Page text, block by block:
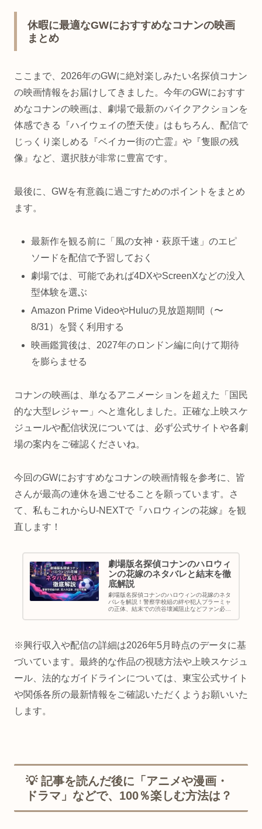
休暇に最適なGWにおすすめなコナンの映画
まとめ
ここまで、2026年のGWに絶対楽しみたい名探偵コナン
の映画情報をお届けしてきました。今年のGWにおすす
めなコナンの映画は、劇場で最新のバイクアクションを
体感できる『ハイウェイの堕天使』はもちろん、配信で
じっくり楽しめる『ベイカー街の亡霊』や『隻眼の残
像』など、選択肢が非常に豊富です。
最後に、GWを有意義に過ごすためのポイントをまとめ
ます。
最新作を観る前に「風の女神・萩原千速」のエピ
ソードを配信で予習しておく
劇場では、可能であれば4DXやScreenXなどの没入
型体験を選ぶ
Amazon Prime VideoやHuluの見放題期間（〜
8/31）を賢く利用する
映画鑑賞後は、2027年のロンドン編に向けて期待
を膨らませる
コナンの映画は、単なるアニメーションを超えた「国民
的な大型レジャー」へと進化しました。正確な上映スケ
ジュールや配信状況については、必ず公式サイトや各劇
場の案内をご確認くださいね。
今回のGWにおすすめなコナンの映画情報を参考に、皆
さんが最高の連休を過ごせることを願っています。さ
て、私もこれからU-NEXTで『ハロウィンの花嫁』を観
直します！
劇場版名探偵コナンのハロウィ
ンの花嫁のネタバレと結末を徹
底解説
劇場版名探偵コナンのハロウィンの花嫁のネタ
バレを解説！警察学校組の絆や犯人プラーミャ
の正体、結末での渋谷壊滅阻止などファン必見
※興行収入や配信の詳細は2026年5月時点のデータに基
づいています。最終的な作品の視聴方法や上映スケジュ
ール、法的なガイドラインについては、東宝公式サイト
や関係各所の最新情報をご確認いただくようお願いいた
します。
💡 記事を読んだ後に「アニメや漫画・
ドラマ」などで、100％楽しむ方法は？